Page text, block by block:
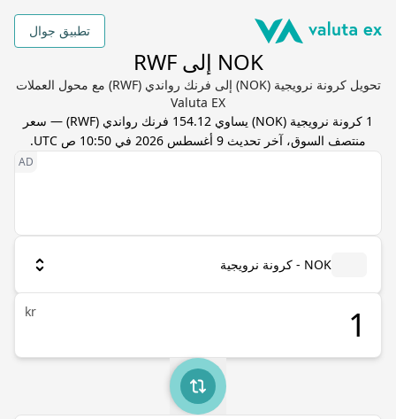
تطبيق جوال
NOK إلى RWF
تحويل كرونة نرويجية (NOK) إلى فرنك رواندي (RWF) مع محول العملات
Valuta EX
1 كرونة نرويجية (
NOK) يساوي 154.12 فرنك رواندي (
RWF) — سعر
منتصف السوق، آخر تحديث 9 أغسطس 2026 في 10:50 ص UTC .
NOK - كرونة نرويجية
kr